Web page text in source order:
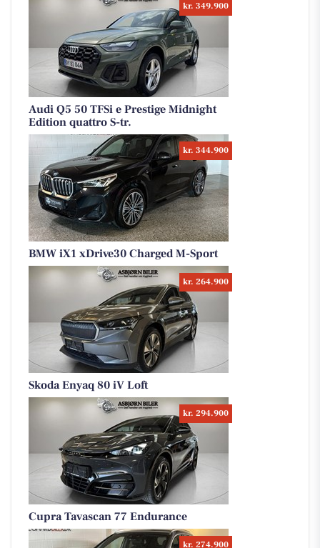
kr. 349.900
Audi Q5 50 TFSi e Prestige Midnight
Edition quattro S-tr.
kr. 344.900
BMW iX1 xDrive30 Charged M-Sport
kr. 264.900
Skoda Enyaq 80 iV Loft
kr. 294.900
Cupra Tavascan 77 Endurance
kr. 274.900